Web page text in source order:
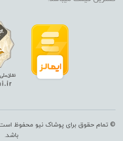
© تمام حقوق برای پوشاک نیو محفوظ است
باشد.